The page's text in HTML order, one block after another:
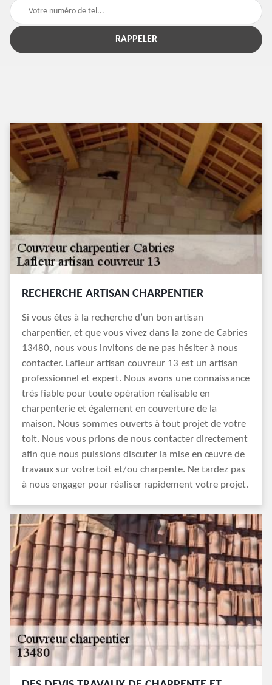
RECHERCHE ARTISAN CHARPENTIER
Si vous êtes à la recherche d’un bon artisan
charpentier, et que vous vivez dans la zone de Cabries
13480, nous vous invitons de ne pas hésiter à nous
contacter. Lafleur artisan couvreur 13 est un artisan
professionnel et expert. Nous avons une connaissance
très fiable pour toute opération réalisable en
charpenterie et également en couverture de la
maison. Nous sommes ouverts à tout projet de votre
toit. Nous vous prions de nous contacter directement
afin que nous puissions discuter la mise en œuvre de
travaux sur votre toit et/ou charpente. Ne tardez pas
à nous engager pour réaliser rapidement votre projet.